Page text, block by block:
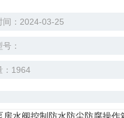
令发送及状态监视之用
间：2024-03-25
：
：1964